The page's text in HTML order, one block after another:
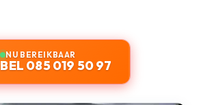
NU BEREIKBAAR
BEL 085 019 50 97